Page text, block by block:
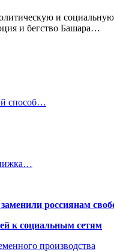
и
и бегство Башара…
способ…
россиянам
к социальным сетям
производства